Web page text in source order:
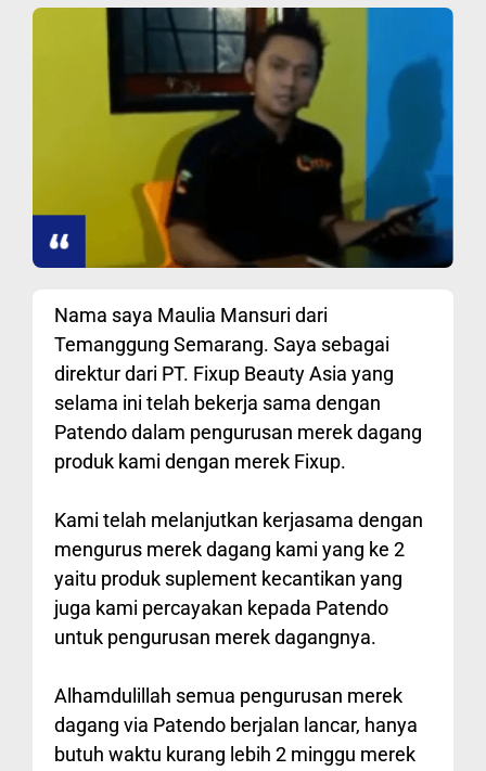
Nama saya Maulia Mansuri dari
Temanggung Semarang. Saya sebagai
direktur dari PT. Fixup Beauty Asia yang
selama ini telah bekerja sama dengan
Patendo dalam pengurusan merek dagang
produk kami dengan merek Fixup.
Kami telah melanjutkan kerjasama dengan
mengurus merek dagang kami yang ke 2
yaitu produk suplement kecantikan yang
juga kami percayakan kepada Patendo
untuk pengurusan merek dagangnya.
Alhamdulillah semua pengurusan merek
dagang via Patendo berjalan lancar, hanya
butuh waktu kurang lebih 2 minggu merek